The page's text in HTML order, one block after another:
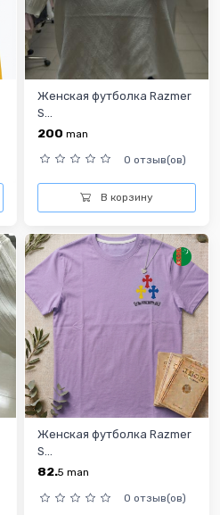
Женская футболка Razmer
S...
200 man
0 отзыв(ов)
В корзину
Женская футболка Razmer
S...
82.5 man
0 отзыв(ов)